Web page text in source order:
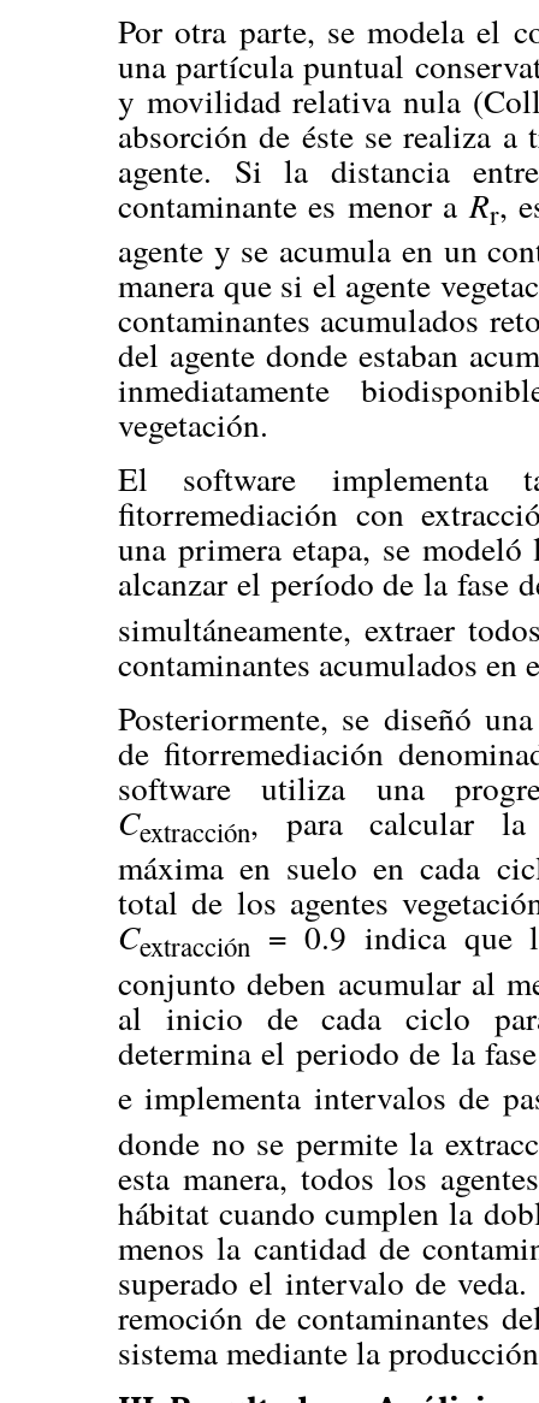
Por otra parte, se modela el
una partícula puntual
y movilidad relativa nula
absorción de éste se realiza
agente. Si la distancia
contaminante es menor aRr,
agente y se acumula en un
manera que si el agente
contaminantes acumulados
del agente donde estaban
inmediatamente
vegetación.
El software implementa
fitorremediación con
una primera etapa, se
alcanzar el período de la fase
simultáneamente, extraer
contaminantes acumulados en
Posteriormente, se diseñó
de fitorremediación
software utiliza una
Cextracción, para calcular la
máxima en suelo en cada
total de los agentes
Cextracción = 0.9 indica que
conjunto deben acumular al
al inicio de cada ciclo
determina el periodo de la
e implementa intervalos de
donde no se permite la
esta manera, todos los
hábitat cuando cumplen la
menos la cantidad de
superado el intervalo de
remoción de contaminantes
sistema mediante la